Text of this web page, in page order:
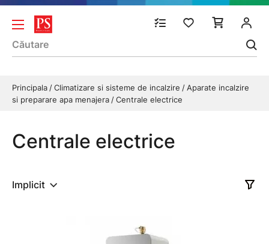
Principala Climatizare si sisteme de incalzire
Aparate incalzire
si preparare apa menajera
Centrale electrice
Centrale electrice
Implicit